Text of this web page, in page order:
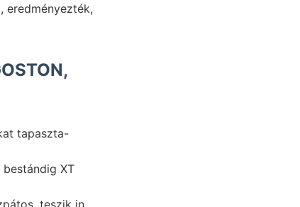
eredményezték,
tapaszta-
teszik in,